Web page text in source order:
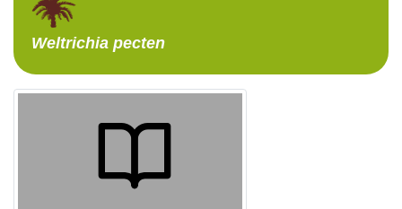
Weltrichia pecten